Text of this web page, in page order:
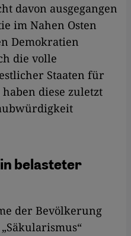
davon ausgegangen
im Nahen Osten
Demokratien
die volle
Staaten für
diese zuletzt
belasteter
der Bevölkerung